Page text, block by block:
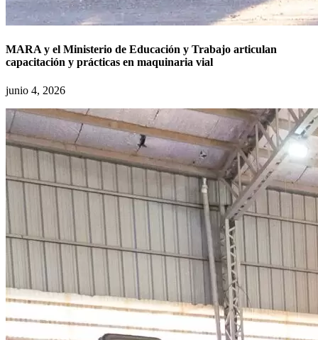
MARA y el Ministerio de Educación y Trabajo articulan
capacitación y prácticas en maquinaria vial
junio 4, 2026